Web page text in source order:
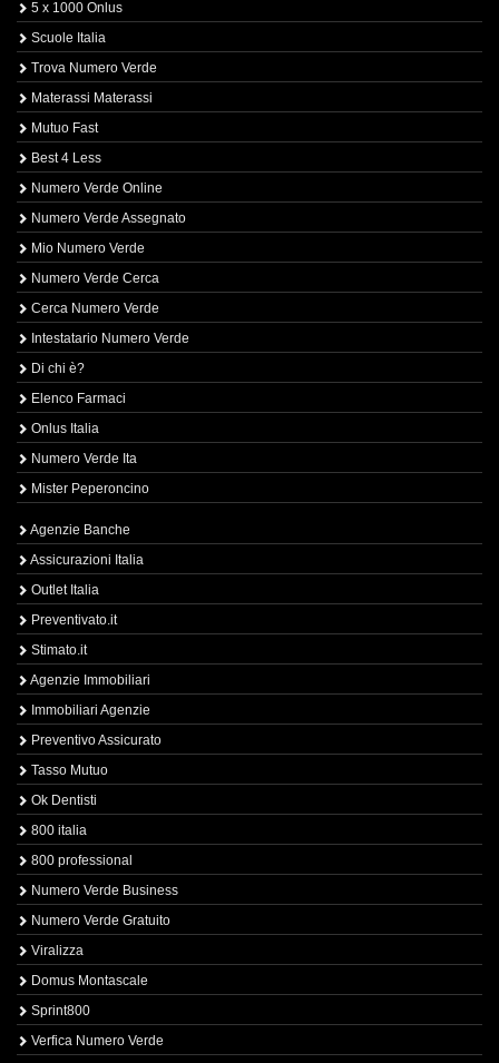
5 x 1000 Onlus
Scuole Italia
Trova Numero Verde
Materassi Materassi
Mutuo Fast
Best 4 Less
Numero Verde Online
Numero Verde Assegnato
Mio Numero Verde
Numero Verde Cerca
Cerca Numero Verde
Intestatario Numero Verde
Di chi è?
Elenco Farmaci
Onlus Italia
Numero Verde Ita
Mister Peperoncino
Agenzie Banche
Assicurazioni Italia
Outlet Italia
Preventivato.it
Stimato.it
Agenzie Immobiliari
Immobiliari Agenzie
Preventivo Assicurato
Tasso Mutuo
Ok Dentisti
800 italia
800 professional
Numero Verde Business
Numero Verde Gratuito
Viralizza
Domus Montascale
Sprint800
Verfica Numero Verde